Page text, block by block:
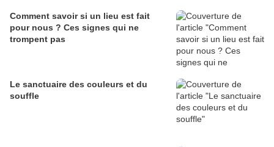
Comment savoir si un lieu est fait
pour nous ? Ces signes qui ne
trompent pas
Le sanctuaire des couleurs et du
souffle